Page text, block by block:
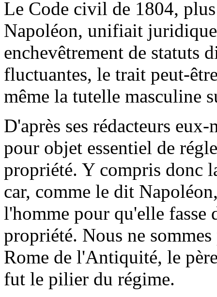
Le Code civil de 1804,
Napoléon, unifiait
enchevêtrement de statuts
fluctuantes, le trait peut-
même la tutelle masculine
D'après ses rédacteurs
pour objet essentiel de
propriété. Y compris donc
car, comme le dit
l'homme pour qu'elle fasse
propriété. Nous ne
Rome de l'Antiquité, le
fut le pilier du régime.